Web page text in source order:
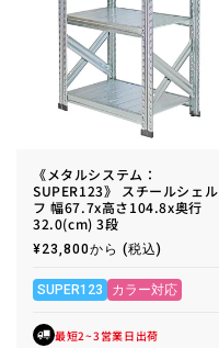
《メタルシステム：
SUPER123》 スチールシェル
フ 幅67.7x高さ104.8x奥行
32.0(cm) 3段
通
価
格
¥23,800から (税込)
SUPER123 カラー対応
最短2~3営業日出荷